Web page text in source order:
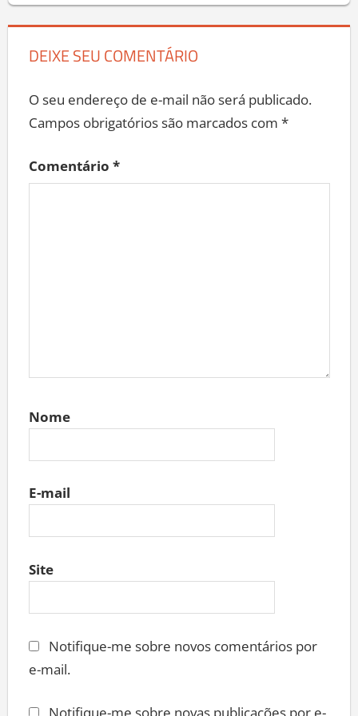
DEIXE SEU COMENTÁRIO
O seu endereço de e-mail não será publicado.
Campos obrigatórios são marcados com *
Comentário *
Nome
E-mail
Site
Notifique-me sobre novos comentários por
e-mail.